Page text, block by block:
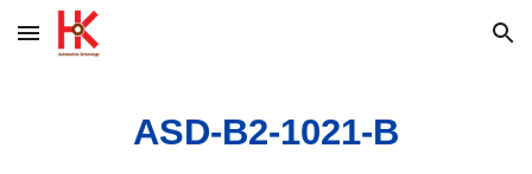
Skip to main content Skip to navigation
ASD-B2-1021-B